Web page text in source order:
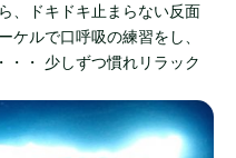
、ドキドキ止まらない反面
ケルで口呼吸の練習をし、
・・ 少しずつ慣れリラック